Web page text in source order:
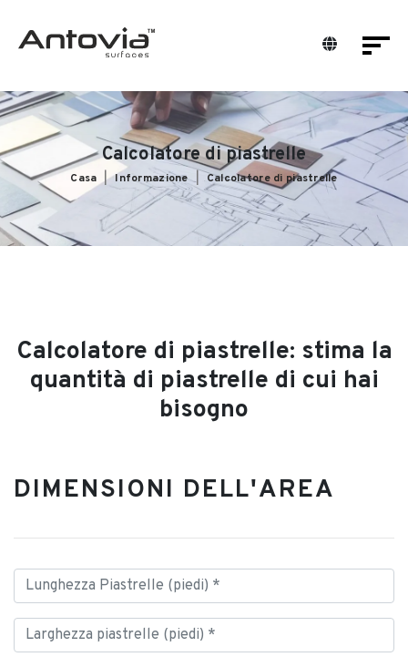
Calcolatore di piastrelle
Casa Informazione Calcolatore di piastrelle
Calcolatore di piastrelle: stima la
quantità di piastrelle di cui hai
bisogno
DIMENSIONI DELL'AREA